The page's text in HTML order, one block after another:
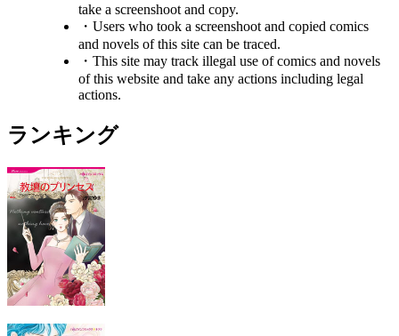
take a screenshoot and copy.
・Users who took a screenshoot and copied comics
and novels of this site can be traced.
・This site may track illegal use of comics and novels
of this website and take any actions including legal
actions.
ランキング